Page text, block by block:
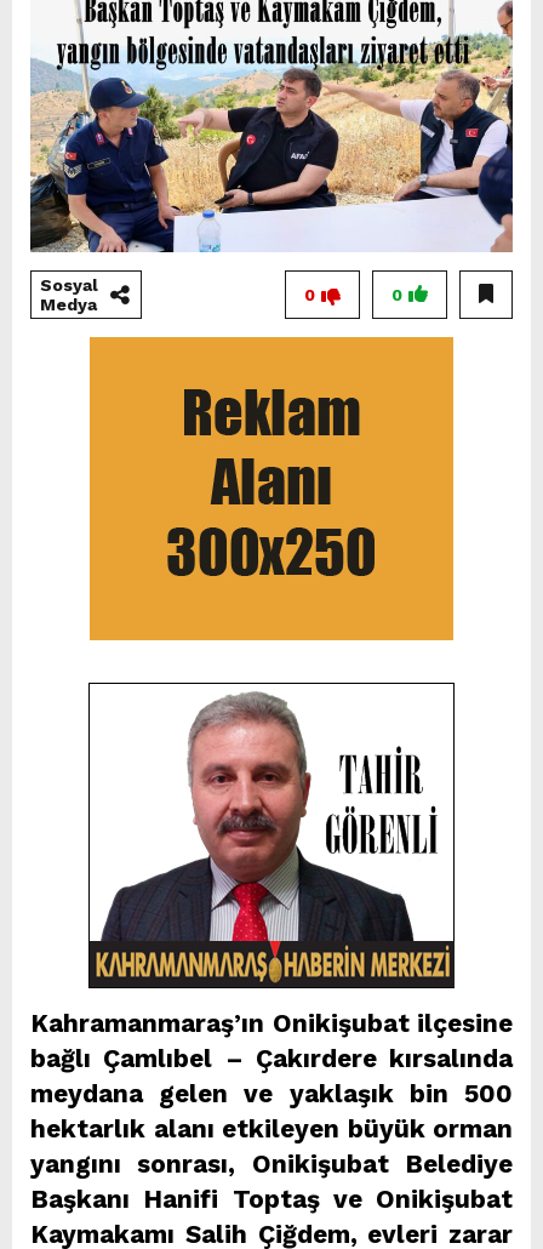
Sosyal
Medya
0
0
Kahramanmaraş’ın Onikişubat ilçesine
bağlı Çamlıbel – Çakırdere kırsalında
meydana gelen ve yaklaşık bin 500
hektarlık alanı etkileyen büyük orman
yangını sonrası, Onikişubat Belediye
Başkanı Hanifi Toptaş ve Onikişubat
Kaymakamı Salih Çiğdem, evleri zarar